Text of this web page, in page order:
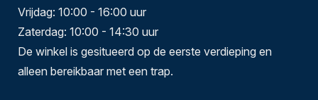
Vrijdag: 10:00 - 16:00 uur
Zaterdag: 10:00 - 14:30 uur
De winkel is gesitueerd op de eerste verdieping en
alleen bereikbaar met een trap.